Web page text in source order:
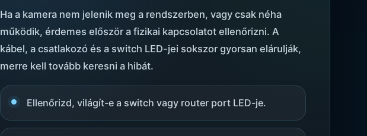
Ha a kamera nem jelenik meg a rendszerben, vagy csak néha
működik, érdemes először a fizikai kapcsolatot ellenőrizni. A
kábel, a csatlakozó és a switch LED-jei sokszor gyorsan elárulják,
merre kell tovább keresni a hibát.
Ellenőrizd, világít-e a switch vagy router port LED-je.